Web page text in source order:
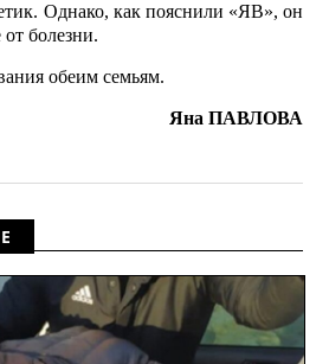
Однако, как пояснили «ЯВ», он
болезни.
обеим семьям.
Яна ПАВЛОВА